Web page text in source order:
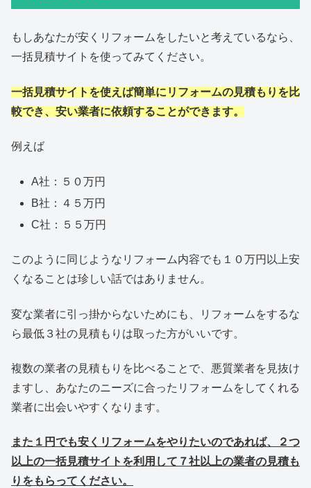
もしあなたが安くリフォームをしたいと考えているなら、
一括見積サイトを使ってみてください。
一括見積サイトを使えば簡単にリフォームの見積もりを比
較でき、安い業者に依頼することができます。
例えば
A社：５０万円
B社：４５万円
C社：５５万円
このように同じようなリフォーム内容でも１０万円以上安
くなることは珍しい話ではありません。
変な業者に引っ掛からないためにも、リフォームをするな
ら最低３社の見積もりは取った方がいいです。
複数の業者の見積もりを比べることで、悪質業者を見抜け
ますし、あなたのニーズに合ったリフォームをしてくれる
業者に出会いやすくなります。
また１円でも安くリフォームをやりたいのであれば、２つ
以上の一括見積サイトを利用して７社以上の業者の見積も
りをもらってください。